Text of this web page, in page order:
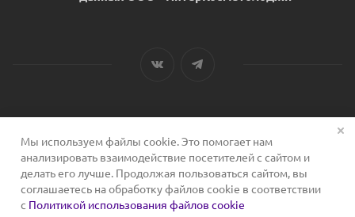
2026 © Сервис для косметологов
Мы используем файлы cookie. Это помогает нам
анализировать взаимодействие посетителей с сайтом и
делать его лучше. Продолжая пользоваться сайтом, вы
соглашаетесь на обработку файлов cookie в соответствии
с Политикой использования файлов cookie